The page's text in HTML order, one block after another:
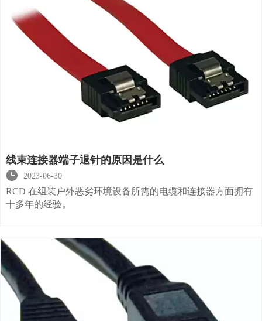
线束连接器端子退针的原因是什么

2023-06-30
RCD 在组装户外恶劣环境设备所需的电缆和连接器方面拥有
十多年的经验。